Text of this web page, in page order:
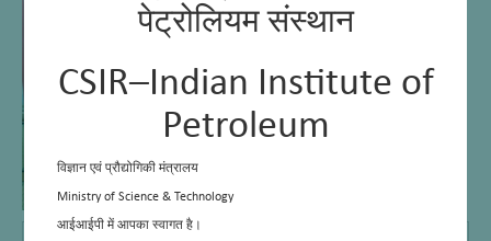
पेट्रोलियम संस्थान
CSIR–Indian Institute of
Petroleum
विज्ञान एवं प्रौद्योगिकी मंत्रालय
Ministry of Science & Technology
आईआईपी में आपका स्वागत है।
Telephone No. 01352525859